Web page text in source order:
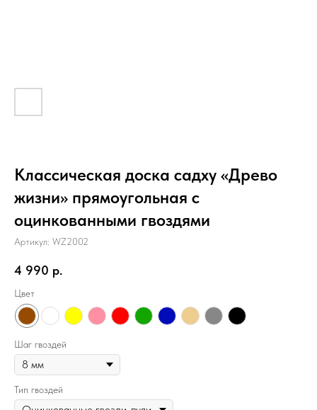
Классическая доска садху «Древо
жизни» прямоугольная с
оцинкованными гвоздями
Артикул: WZ2002
4 990 р.
Цвет
Шаг гвоздей
Тип гвоздей